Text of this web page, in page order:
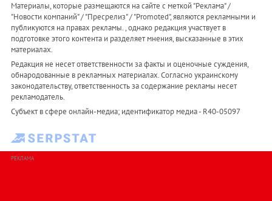
Материалы, которые размещаются на сайте с меткой "Реклама" /
"Новости компаний" / "Пресрелиз" / "Promoted", являются рекламными и
публикуются на правах рекламы. , однако редакция участвует в
подготовке этого контента и разделяет мнения, высказанные в этих
материалах.
Редакция не несет ответственности за факты и оценочные суждения,
обнародованные в рекламных материалах. Согласно украинскому
законодательству, ответственность за содержание рекламы несет
рекламодатель.
Субъект в сфере онлайн-медиа; идентификатор медиа - R40-05097
РЕКЛАМА